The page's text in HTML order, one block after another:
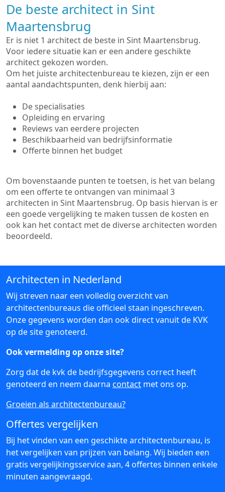
De beste architect in Sint
Maartensbrug
Er is niet 1 architect de beste in Sint Maartensbrug.
Voor iedere situatie kan er een andere geschikte
architect gekozen worden.
Om het juiste architectenbureau te kiezen, zijn er een
aantal aandachtspunten, denk hierbij aan:
De specialisaties
Opleiding en ervaring
Reviews van eerdere projecten
Beschikbaarheid van bedrijfsinformatie
Offerte binnen het budget
Om bovenstaande punten te toetsen, is het van belang
om een offerte te ontvangen van minimaal 3
architecten in Sint Maartensbrug. Op basis hiervan is er
een goede vergelijking te maken tussen de kosten en
ook kan het contact met de diverse architecten worden
beoordeeld.
Architecten in Nederland
Wij streven naar een volledig overzicht van
architectenbureaus die officieel staan ingeschreven.
Onze gegevens worden dan ook direct vanuit de KVK
op de site genoteerd.
Ook vermelding op onze site?
Zorg dat de kvk de bedrijfsgegevens correct heeft
genoteerd en neem daarna contact met ons op.
Groeien als architectenbureau?
Offertes vergelijken
Bij het vinden van een geschikte architectenbureau, is
het vergelijken van prijzen van belang. Wij bieden een
gratis vergelijkingsservice aan, 4 offertes binnen enkele
minuten aangevraagd.